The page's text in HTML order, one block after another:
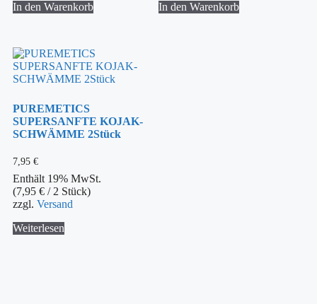
In den Warenkorb
In den Warenkorb
PUREMETICS
SUPERSANFTE KOJAK-
SCHWÄMME 2Stück
7,95 €
Enthält 19% MwSt.
(7,95 € / 2 Stück)
zzgl. Versand
Weiterlesen